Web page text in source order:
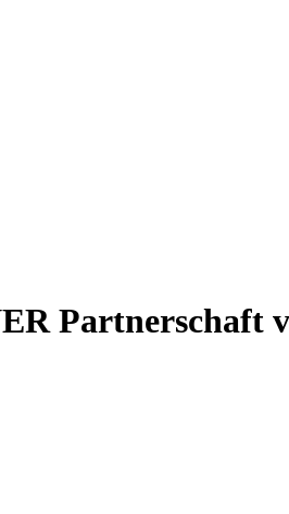
Partnerschaft